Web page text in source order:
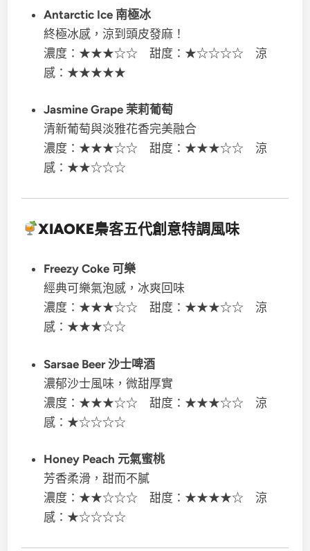
Antarctic Ice 南極冰
終極冰感，涼到頭皮發麻！
濃度：★★★☆☆ 甜度：★☆☆☆☆ 涼
感：★★★★★
Jasmine Grape 茉莉葡萄
清新葡萄與淡雅花香完美融合
濃度：★★★☆☆ 甜度：★★★☆☆ 涼
感：★★☆☆☆
XIAOKE梟客五代創意特調風味
Freezy Coke 可樂
經典可樂氣泡感，冰爽回味
濃度：★★★☆☆ 甜度：★★★☆☆ 涼
感：★★★☆☆
Sarsae Beer 沙士啤酒
濃郁沙士風味，微甜厚實
濃度：★★★☆☆ 甜度：★★★☆☆ 涼
感：★☆☆☆☆
Honey Peach 元氣蜜桃
芳香柔滑，甜而不膩
濃度：★★☆☆☆ 甜度：★★★★☆ 涼
感：★☆☆☆☆